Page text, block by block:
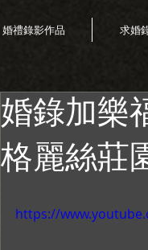
婚禮錄影作品 求婚
婚錄加樂
格麗絲莊
https://